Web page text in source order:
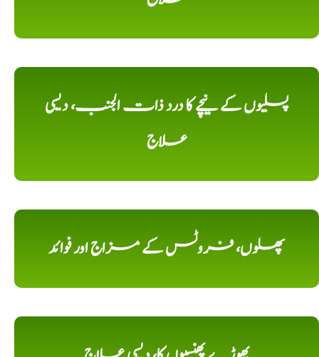
پسلیوں کے نیچے کا درد ذات الجنب، دیسی
علاج
پھلوں، فروٹس کے مزاج اور فوائد